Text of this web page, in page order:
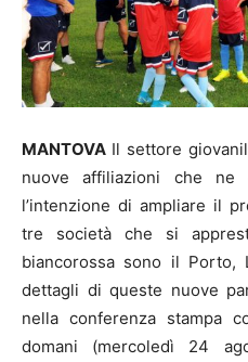
MANTOVA Il settore
nuove affiliazioni che ne
l’intenzione di ampliare il
tre società che si
biancorossa sono il
dettagli di queste nuove
nella conferenza stampa
domani (mercoledì 24